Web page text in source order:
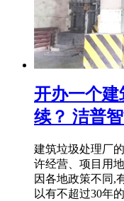
开办一个
续？ 洁普
建筑垃圾处理厂
许经营、项目用
因各地政策不同,
以有不超过30年